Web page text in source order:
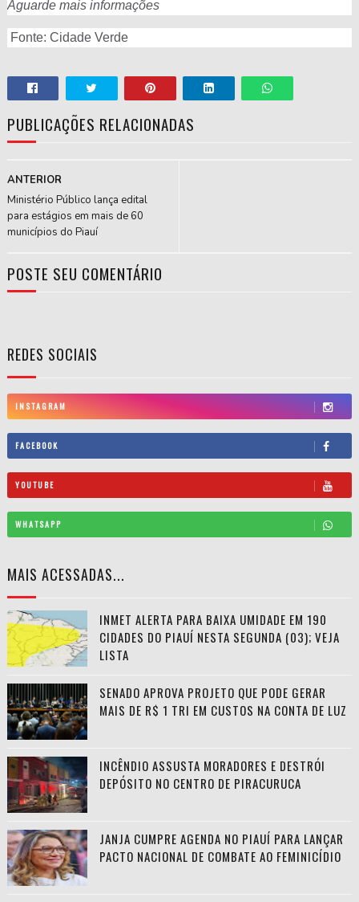
Aguarde mais informações
Fonte: Cidade Verde
PUBLICAÇÕES RELACIONADAS
ANTERIOR
Ministério Público lança edital
para estágios em mais de 60
municípios do Piauí
POSTE SEU COMENTÁRIO
REDES SOCIAIS
INSTAGRAM
FACEBOOK
YOUTUBE
WHATSAPP
MAIS ACESSADAS...
INMET ALERTA PARA BAIXA UMIDADE EM 190
CIDADES DO PIAUÍ NESTA SEGUNDA (03); VEJA
LISTA
SENADO APROVA PROJETO QUE PODE GERAR
MAIS DE R$ 1 TRI EM CUSTOS NA CONTA DE LUZ
INCÊNDIO ASSUSTA MORADORES E DESTRÓI
DEPÓSITO NO CENTRO DE PIRACURUCA
JANJA CUMPRE AGENDA NO PIAUÍ PARA LANÇAR
PACTO NACIONAL DE COMBATE AO FEMINICÍDIO